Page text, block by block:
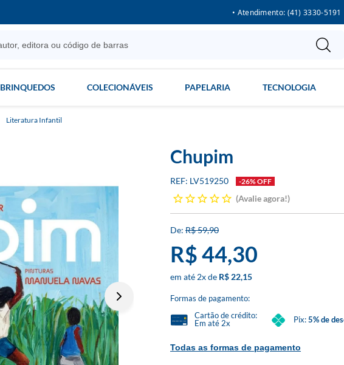
• Atendimento: (41) 3330-5191
BRINQUEDOS COLECIONÁVEIS PAPELARIA TECNOLOGIA
Literatura Infantil
Chupim
LV519250 -26% OFF
Avalie agora!
R$ 59,90
R$ 44,30
2x R$ 22,15
Formas de pagamento:
Todas as formas de pagamento
Cartão de crédito:
Em até 2x
Pix:5% de